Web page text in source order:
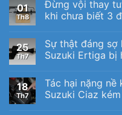
01
Th8
Đừng vội thay
khi chưa biết 3
25
Th7
Sự thật đáng
Suzuki Ertiga bị
18
Th7
Tác hại nặng
Suzuki Ciaz